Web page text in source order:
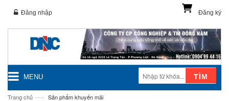
Đăng ký
Đăng nhập
MENU TÌM
Trang chủ —› Sản phẩm khuyến mãi